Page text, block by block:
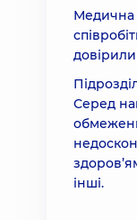
Медична
Серед
інші.